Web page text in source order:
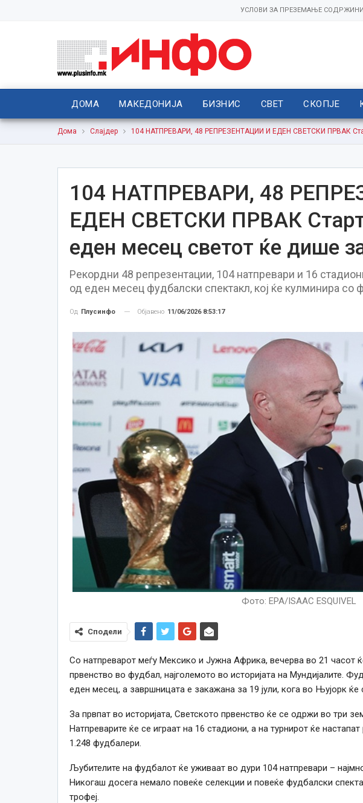
УСЛОВИ ЗА ПРЕЗЕМАЊЕ СОДРЖИНИ
ДОМА МАКЕДОНИЈА БИЗНИС СВЕТ СКОПЈЕ
Дома Слајдер 104 НАТПРЕВАРИ, 48 РЕПРЕЗЕНТАЦИИ И ЕДЕН СВЕТСКИ ПРВАК
104 НАТПРЕВАРИ, 48
ЕДЕН СВЕТСКИ ПРВАК
еден месец светот ќе дише
Рекордни 48 репрезентации, 104 натпревари и 16
од еден месец фудбалски спектакл, кој ќе кулминира со
Од Плусинфо Објавено 11/06/2026 8:53:17
Фото: EPA/ISAAC ESQUIVEL
Сподели
Со натпреварот меѓу Мексико и Јужна Африка, вечерва во 21 часот
првенство во фудбал, најголемото во историјата на Мундијалите.
еден месец, а завршницата е закажана за 19 јули, кога во Њујорк ќе
За првпат во историјата, Светското првенство ќе се одржи во три
Натпреварите ќе се играат на 16 стадиони, а на турнирот ќе
1.248 фудбалери.
Љубителите на фудбалот ќе уживаат во дури 104 натпревари –
Никогаш досега немало повеќе селекции и повеќе фудбалски
трофеј.